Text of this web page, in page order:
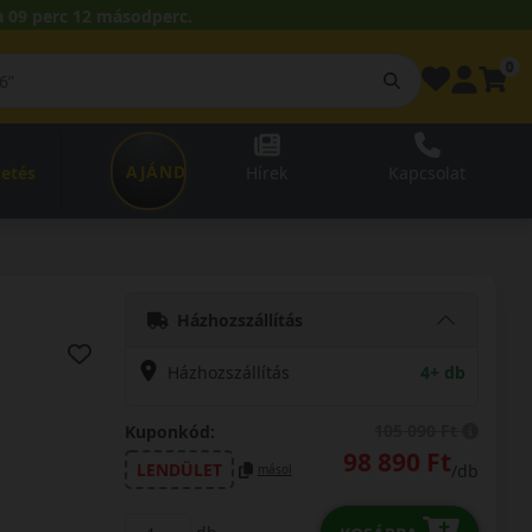
09 perc 11 másodperc.
AJÁNDÉKUTALVÁNY
Házhozszállítás
Házhozszállítás 4+ db
Kuponkód:
LENDÜLET
másol 98 890 Ft/db